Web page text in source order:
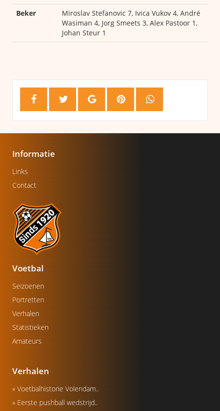
Beker
Miroslav Stefanovic 7, Ivica Vukov 4, André
Wasiman 4, Jorg Smeets 3, Alex Pastoor 1,
Johan Steur 1
Informatie
Links
Contact
Voetbal
Seizoenen
Portretten
Verhalen
Statistieken
Amateurs
Verhalen
» Voetbalhistorie Volendam..
» Eerste pushball wedstrijd..